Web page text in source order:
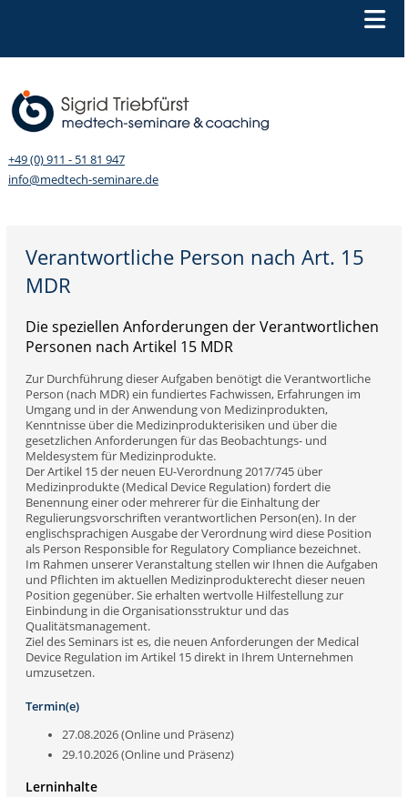
+49 (0) 911 - 51 81 947
info@medtech-seminare.de
Verantwortliche Person nach Art. 15
MDR
Die speziellen Anforderungen der Verantwortlichen
Personen nach Artikel 15 MDR
Zur Durchführung dieser Aufgaben benötigt die Verantwortliche
Person (nach MDR) ein fundiertes Fachwissen, Erfahrungen im
Umgang und in der Anwendung von Medizinprodukten,
Kenntnisse über die Medizinprodukterisiken und über die
gesetzlichen Anforderungen für das Beobachtungs- und
Meldesystem für Medizinprodukte.
Der Artikel 15 der neuen EU-Verordnung 2017/745 über
Medizinprodukte (Medical Device Regulation) fordert die
Benennung einer oder mehrerer für die Einhaltung der
Regulierungsvorschriften verantwortlichen Person(en). In der
englischsprachigen Ausgabe der Verordnung wird diese Position
als Person Responsible for Regulatory Compliance bezeichnet.
Im Rahmen unserer Veranstaltung stellen wir Ihnen die Aufgaben
und Pflichten im aktuellen Medizinprodukterecht dieser neuen
Position gegenüber. Sie erhalten wertvolle Hilfestellung zur
Einbindung in die Organisationsstruktur und das
Qualitätsmanagement.
Ziel des Seminars ist es, die neuen Anforderungen der Medical
Device Regulation im Artikel 15 direkt in Ihrem Unternehmen
umzusetzen.
Termin(e)
27.08.2026 (Online und Präsenz)
29.10.2026 (Online und Präsenz)
Lerninhalte